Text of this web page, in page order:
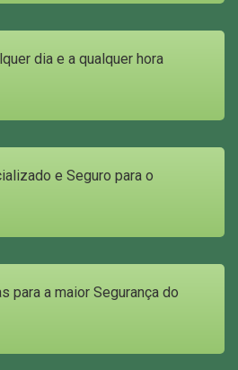
dia e a qualquer hora
e Seguro para o
para a maior Segurança do